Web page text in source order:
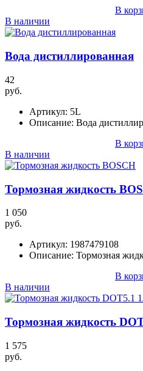
В
В наличии
Вода дистиллированная
42
руб.
Артикул: 5L
Описание: Вода
В
В наличии
Тормозная жидкость
1 050
руб.
Артикул: 1987479108
Описание: Тормозная
В
В наличии
Тормозная жидкость
1 575
руб.